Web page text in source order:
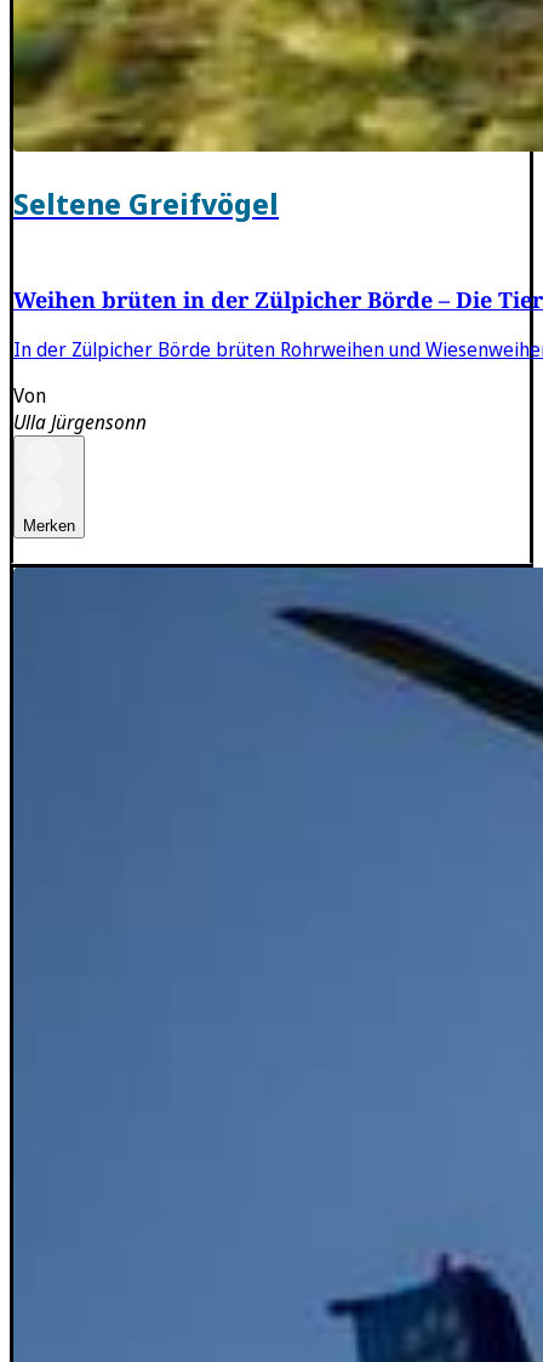
Seltene Greifvögel
Weihen brüten in der Zülpicher Börde – Die
In der Zülpicher Börde brüten Rohrweihen und
Von
Ulla Jürgensonn
Merken